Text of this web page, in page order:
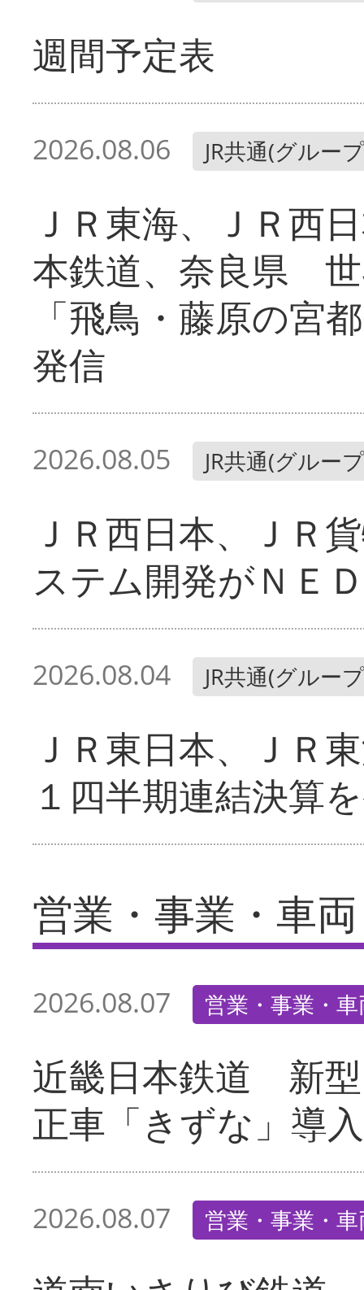
週間予定表
2026.08.06 JR共通(グルー
ＪＲ東海、ＪＲ西
本鉄道、奈良県
「飛鳥・藤原の宮
発信
2026.08.05 JR共通(グルー
ＪＲ西日本、ＪＲ
ステム開発がＮＥ
2026.08.04 JR共通(グルー
ＪＲ東日本、ＪＲ
１四半期連結決算
営業・事業・車両
2026.08.07 営業・事業・
近畿日本鉄道 新
正車「きずな」導入
2026.08.07 営業・事業・